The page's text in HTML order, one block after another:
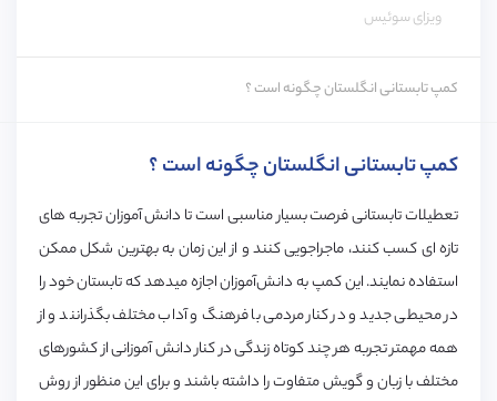
ویزای سوئیس
کمپ تابستانی انگلستان چگونه است ؟
کمپ تابستانی انگلستان چگونه است ؟
تعطیلات تابستانی فرصت بسیار مناسبی است تا دانش آموزان تجربه های
تازه ای کسب کنند، ماجراجویی کنند و از این زمان به بهترین شکل ممکن
استفاده نمایند. این کمپ به دانش‌آموزان اجازه میدهد که تابستان خود را
در محیطی جدید و در کنار مردمی با فرهنگ و آداب مختلف بگذرانند و از
همه مهمتر تجربه هر چند کوتاه زندگی در کنار دانش آموزانی از کشورهای
مختلف با زبان و گویش متفاوت را داشته باشند و برای این منظور از روش